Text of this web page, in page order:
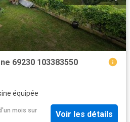
69230 103383550
équipée
mois sur
Voir les détails